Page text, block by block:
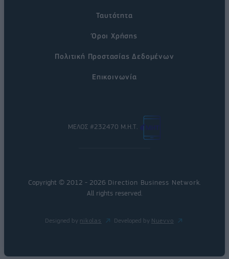
Ταυτότητα
Όροι Χρήσης
Πολιτική Προστασίας Δεδομένων
Επικοινωνία
ΜΕΛΟΣ #232470 Μ.Η.Τ.
Copyright © 2012 - 2026 Direction Business Network
All rights reserved.
Designed by nikolas Developed by Nuevvo